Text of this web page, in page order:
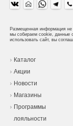
Размещенная информация не
мы собираем cookie, данные
использовать сайт, вы
Каталог
Акции
Новости
Магазины
Программы
лояльности